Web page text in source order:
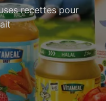
recettes pour